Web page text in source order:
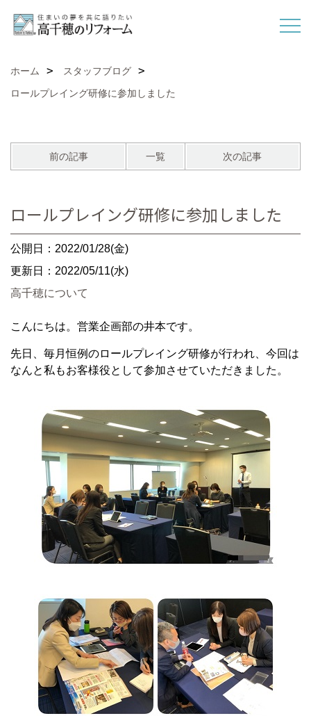
ホーム
スタッフブログ
ロールプレイング研修に参加しました
前の記事 一覧 次の記事
ロールプレイング研修に参加しました
公開日：2022/01/28(金)
更新日：2022/05/11(水)
高千穂について
こんにちは。営業企画部の井本です。
先日、毎月恒例のロールプレイング研修が行われ、今回は
なんと私もお客様役として参加させていただきました。